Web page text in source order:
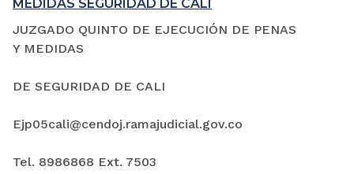
MEDIDAS SEGURIDAD DE CALI
JUZGADO QUINTO DE EJECUCIÓN DE PENAS
Y MEDIDAS
DE SEGURIDAD DE CALI
Ejp05cali@cendoj.ramajudicial.gov.co
Tel. 8986868 Ext. 7503